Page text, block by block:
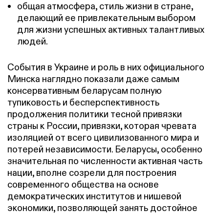
общая атмосфера, стиль жизни в стране,
делающий ее привлекательным выбором
для жизни успешных активных талантливых
людей.
События в Украине и роль в них официального
Минска наглядно показали даже самым
консервативным беларусам полную
тупиковость и бесперспективность
продолжения политики тесной привязки
страны к России, привязки, которая чревата
изоляцией от всего цивилизованного мира и
потерей независимости. Беларусы, особенно
значительная по численности активная часть
нации, вполне созрели для построения
современного общества на основе
демократических институтов и нишевой
экономики, позволяющей занять достойное